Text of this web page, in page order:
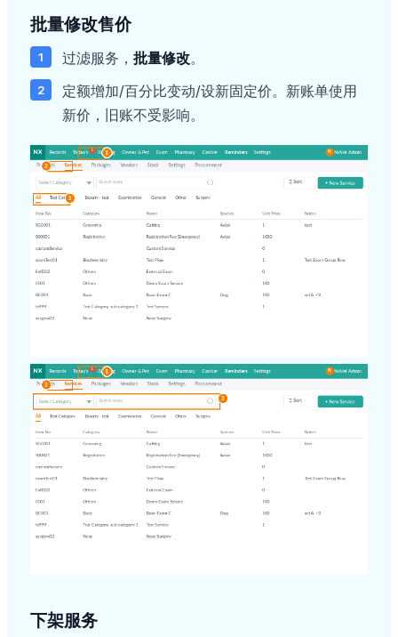
批量修改售价
过滤服务， 批量修改。
定额增加/百分比变动/设新固定价。新账单使用
新价，旧账不受影响。
下架服务